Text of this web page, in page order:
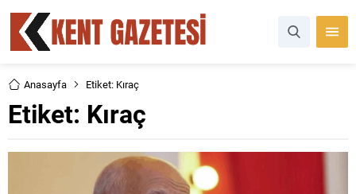
Anasayfa Etiket: Kıraç
Etiket: Kıraç